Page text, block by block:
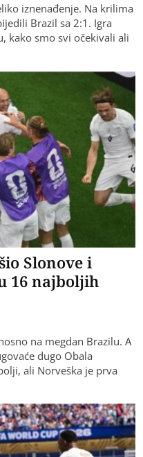
iznenađenje. Na krilima
Brazil sa 2:1. Igra
kako smo svi očekivali ali
Slonove i
16 najboljih
na megdan Brazilu. A
dugo Obala
ali Norveška je prva